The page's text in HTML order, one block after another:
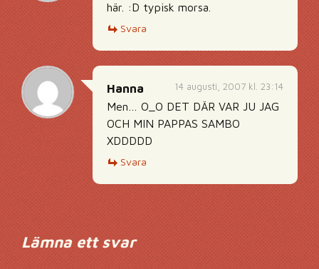
här. :D typisk morsa.
Svara
14 augusti, 2007 kl. 23:14
Hanna
Men… O_O DET DÄR VAR JU JAG
OCH MIN PAPPAS SAMBO
XDDDDD
Svara
Lämna ett svar